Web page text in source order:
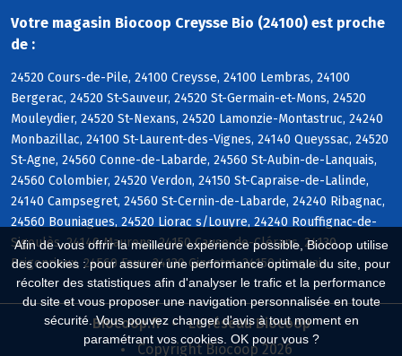
Afin de vous offrir la meilleure expérience possible, Biocoop utilise
des cookies : pour assurer une performance optimale du site, pour
récolter des statistiques afin d'analyser le trafic et la performance
du site et vous proposer une navigation personnalisée en toute
sécurité. Vous pouvez changer d'avis à tout moment en
paramétrant vos cookies. OK pour vous ?
Votre magasin Biocoop Creysse Bio (24100) est proche
de :
24520 Cours-de-Pile, 24100 Creysse, 24100 Lembras, 24100
Bergerac, 24520 St-Sauveur, 24520 St-Germain-et-Mons, 24520
Mouleydier, 24520 St-Nexans, 24520 Lamonzie-Montastruc, 24240
Monbazillac, 24100 St-Laurent-des-Vignes, 24140 Queyssac, 24520
St-Agne, 24560 Conne-de-Labarde, 24560 St-Aubin-de-Lanquais,
24560 Colombier, 24520 Verdon, 24150 St-Capraise-de-Lalinde,
24140 Campsegret, 24560 St-Cernin-de-Labarde, 24240 Ribagnac,
24560 Bouniagues, 24520 Liorac s/Louyre, 24240 Rouffignac-de-
Sigoulès, 24140 Maurens, 24150 Cause-de-Clérans, 24130
Prigonrieux, 24560 Faux, 24130 Ginestet, 24150 Lanquais
Biocoop.fr
Le réseau Biocoop
Copyright Biocoop 2026